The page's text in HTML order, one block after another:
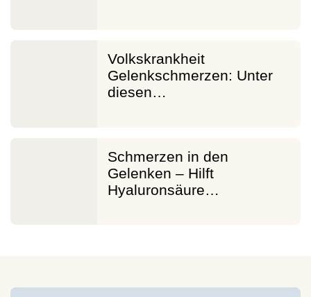
Volkskrankheit
Gelenkschmerzen: Unter
diesen…
Schmerzen in den
Gelenken – Hilft
Hyaluronsäure…